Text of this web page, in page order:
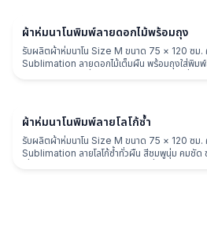
ผ้าห่ม
ผ้าห่มนาโนพิมพ์ลายดอกไม้พร้อมถุง
รับผลิตผ้าห่มนาโน Size M ขนาด 75 × 120 ซม
Sublimation ลายดอกไม้เต็มผืน พร้อมถุงใส่พิม
ผ้าห่ม
ผ้าห่มนาโนพิมพ์ลายโลโก้ซ้ำ
รับผลิตผ้าห่มนาโน Size M ขนาด 75 × 120 ซม
Sublimation ลายโลโก้ซ้ำทั่วผืน สีชมพูนุ่ม คมชัด